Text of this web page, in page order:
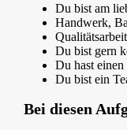
Du bist am
Handwerk,
Du bist gern
Du hast
Du bist ein
Bei diesen